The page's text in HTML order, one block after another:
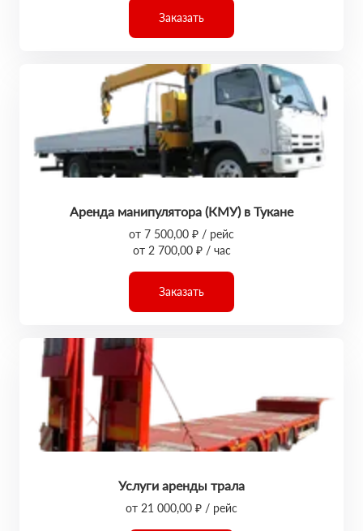
Заказать
Аренда манипулятора (КМУ) в Тукане
от 7 500,00 ₽ / рейс
от 2 700,00 ₽ / час
Заказать
Услуги аренды трала
от 21 000,00 ₽ / рейс